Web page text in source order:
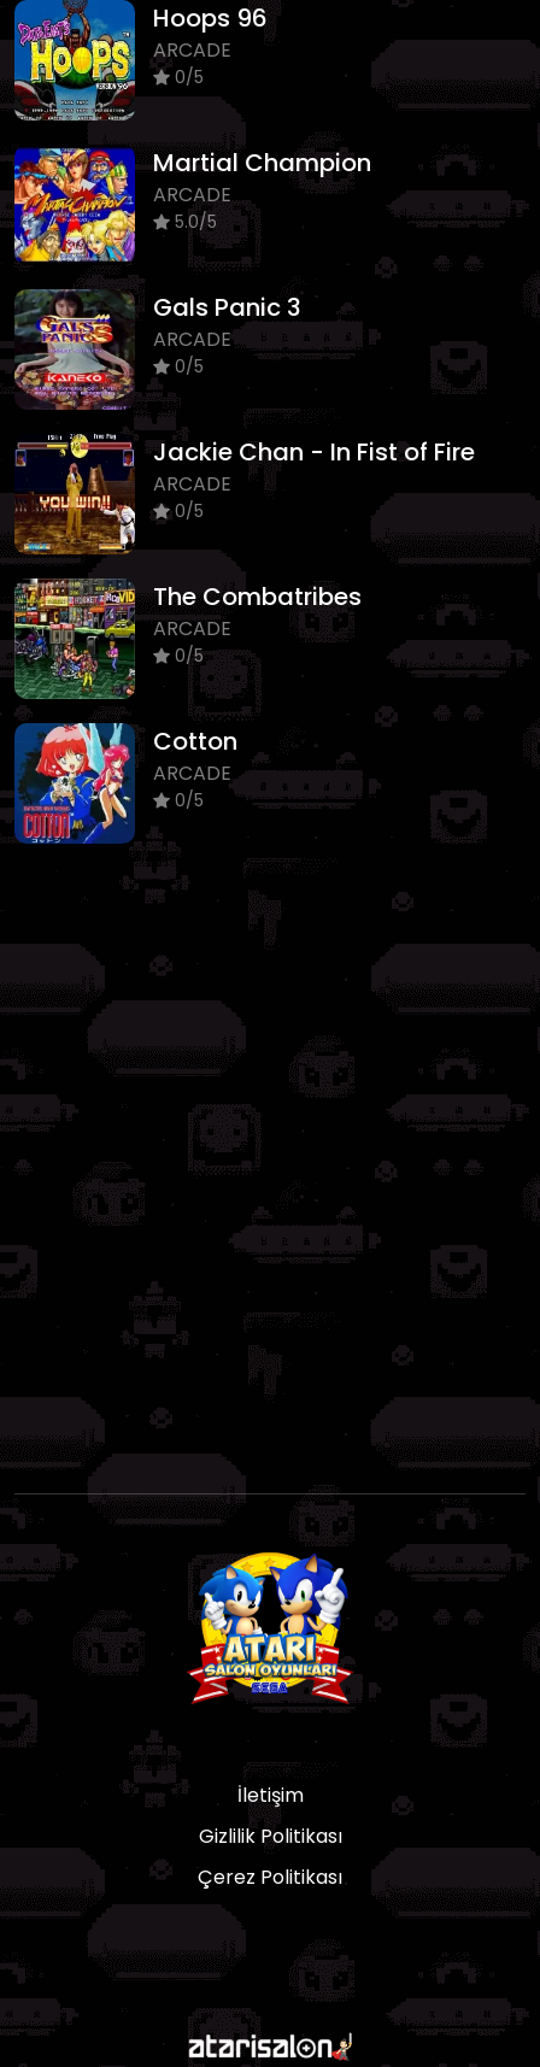
Hoops 96
ARCADE
0/5
Martial Champion
ARCADE
5.0/5
Gals Panic 3
ARCADE
0/5
Jackie Chan - In Fist of Fire
ARCADE
0/5
The Combatribes
ARCADE
0/5
Cotton
ARCADE
0/5
İletişim
Gizlilik Politikası
Çerez Politikası